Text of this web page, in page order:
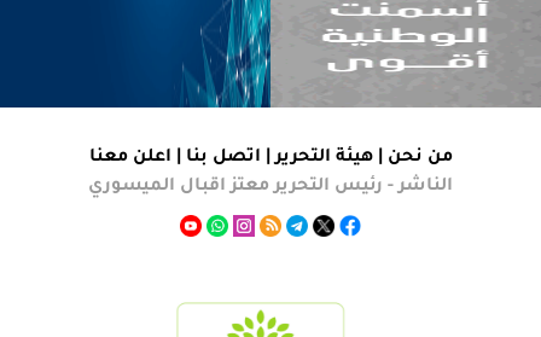
من نحن |هيئة التحرير اتصل بنا
اعلن معنا
الناشر - رئيس التحرير معتز اقبال الميسوري